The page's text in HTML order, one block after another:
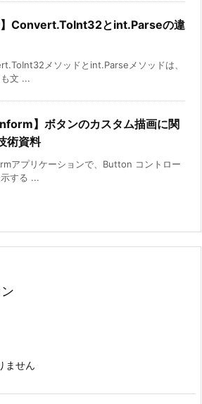
】Convert.ToInt32とint.Parseの違
メソッドとint.Parseメソッドは、
文 ...
】ボタンのカスタム描画に関
術資料
アプリケーションで、Button コントロー
する ...
ません